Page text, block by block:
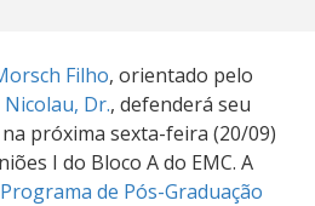
Filho, orientado pelo
Dr., defenderá seu
próxima sexta-feira (20/09)
I do Bloco A do EMC. A
Programa de Pós-Graduação